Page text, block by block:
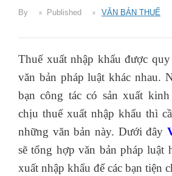
By Published VĂN BẢN THUẾ
Thuế xuất nhập khẩu được
văn bản pháp luật khác nhau.
bạn công tác có sản xuất
chịu thuế xuất nhập khẩu thì
những văn bản này. Dưới đây
sẽ tổng hợp văn bản pháp luật
xuất nhập khẩu để các bạn tiện